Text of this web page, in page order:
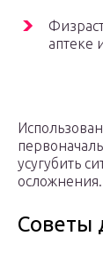
аптеке
усугубить
осложнения.
Советы